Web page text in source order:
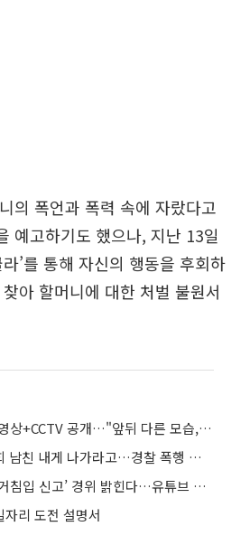
의 폭언과 폭력 속에 자랐다고
예고하기도 했으나, 지난 13일
’를 통해 자신의 행동을 후회하
아 할머니에 대한 처벌 불원서
최준희, 외조모 욕설 영상+CCTV 공개…"앞뒤 다른 모습, 소름 끼쳐"
故 최진실 母, "최준희 남친 내게 나가라고…경찰 폭행 없었다" 직접 밝힌 그날의 전말
최준희, ‘외할머니 주거침입 신고’ 경위 밝힌다…유튜브 출연 예고
자리 도전 설명서